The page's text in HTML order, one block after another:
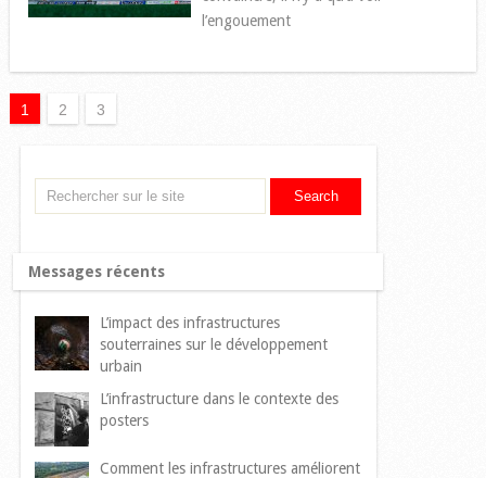
l’engouement
1 2 3
Messages récents
L’impact des infrastructures
souterraines sur le développement
urbain
L’infrastructure dans le contexte des
posters
Comment les infrastructures améliorent